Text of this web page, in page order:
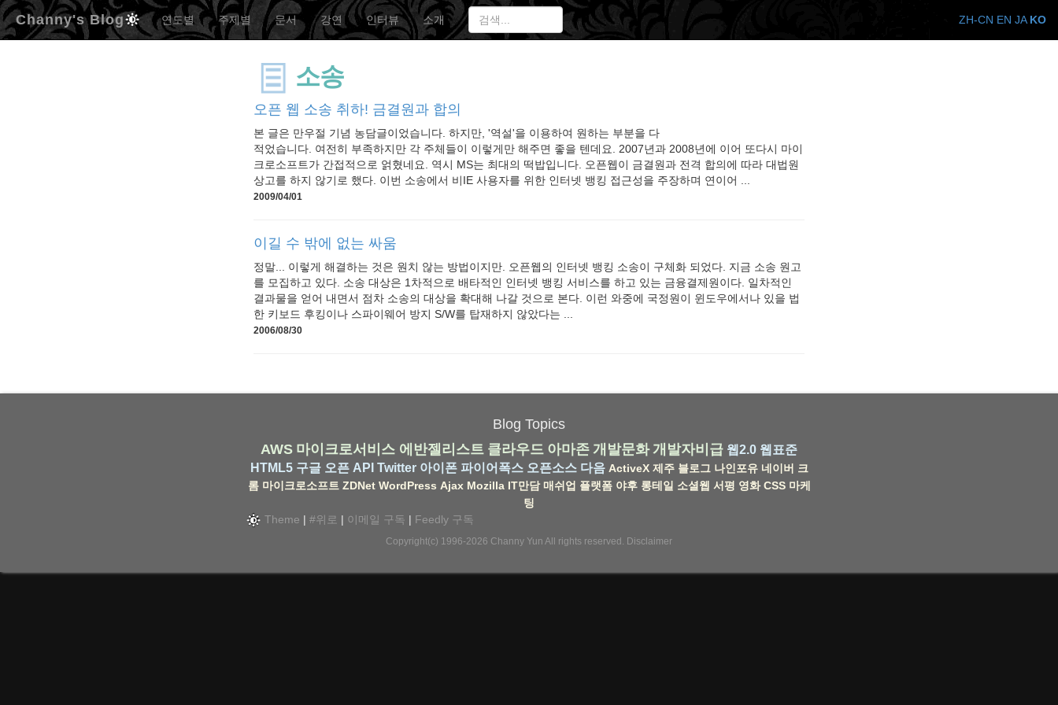
Channy's Blog 연도별 주제별 문서 강연 인터뷰 소개
소송
오픈 웹 소송 취하! 금결원과 합의
본 글은 만우절 기념 농담글이었습니다. 하지만, '역설'을 이용하여 원하는 부분을 다
적었습니다. 여전히 부족하지만 각 주체들이 이렇게만 해주면 좋을 텐데요. 2007년과 2008년에 이어 또다시 마이
크로소프트가 간접적으로 얽혔네요. 역시 MS는 최대의 떡밥입니다. 오픈웹이 금결원과 전격 합의에 따라 대법원
상고를 하지 않기로 했다. 이번 소송에서 비IE 사용자를 위한 인터넷 뱅킹 접근성을 주장하며 연이어 ...
2009/04/01
이길 수 밖에 없는 싸움
정말... 이렇게 해결하는 것은 원치 않는 방법이지만. 오픈웹의 인터넷 뱅킹 소송이 구체화 되었다. 지금 소송 원고
를 모집하고 있다. 소송 대상은 1차적으로 배타적인 인터넷 뱅킹 서비스를 하고 있는 금융결제원이다. 일차적인
결과물을 얻어 내면서 점차 소송의 대상을 확대해 나갈 것으로 본다. 이런 와중에 국정원이 윈도우에서나 있을 법
한 키보드 후킹이나 스파이웨어 방지 S/W를 탑재하지 않았다는 ...
2006/08/30
Blog Topics
AWS 마이크로서비스 에반젤리스트 클라우드 아마존 개발문화 개발자비급 웹2.0 웹표준
HTML5 구글 오픈 API Twitter 아이폰 파이어폭스 오픈소스 다음 ActiveX 제주 블로그 나인포유 네이버 크
롬 마이크로소프트 ZDNet WordPress Ajax Mozilla IT만담 매쉬업 플랫폼 야후 롱테일 소셜웹 서평 영화 CSS 마케
팅
Theme | #위로 | 이메일 구독 | Feedly 구독
Copyright(c) 1996-2026 Channy Yun All rights reserved. Disclaimer
ZH-CN EN JA KO